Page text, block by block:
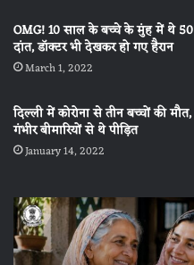
OMG! 10 साल के बच्चे के मुंह में थे 50
दांत, डॉक्टर भी देखकर हो गए हैरान
March 1, 2022
दिल्ली में कोरोना से तीन बच्चों की मौत,
गंभीर बीमारियों से थे पीड़ित
January 14, 2022